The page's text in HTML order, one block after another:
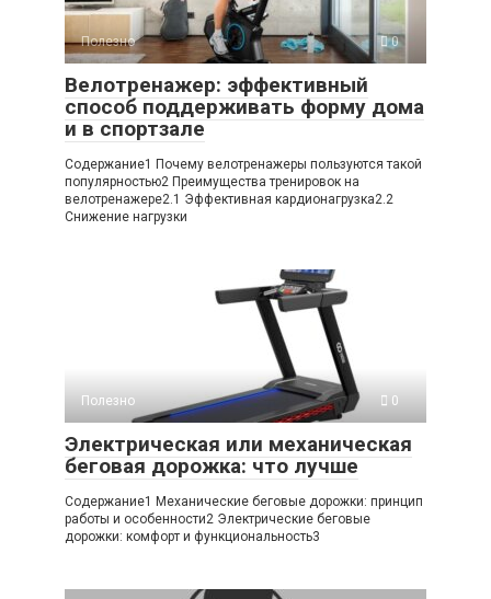
Полезно 0
Велотренажер: эффективный
способ поддерживать форму дома
и в спортзале
Содержание1 Почему велотренажеры пользуются такой
популярностью2 Преимущества тренировок на
велотренажере2.1 Эффективная кардионагрузка2.2
Снижение нагрузки
Полезно 0
Электрическая или механическая
беговая дорожка: что лучше
Содержание1 Механические беговые дорожки: принцип
работы и особенности2 Электрические беговые
дорожки: комфорт и функциональность3